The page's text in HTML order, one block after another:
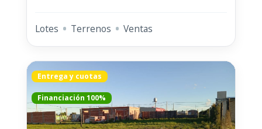
Lotes Terrenos Ventas
Entrega y cuotas
Financiación 100%